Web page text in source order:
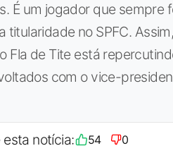
É um jogador que sempre
no SPFC.
Fla de Tite está
com o vice-
esta notícia: 54 0